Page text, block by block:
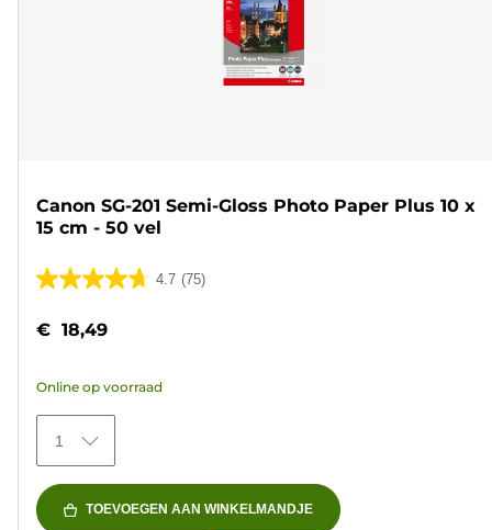
Canon SG-201 Semi-Gloss Photo Paper Plus 10 x
15 cm - 50 vel
4.7 (75)
4.7
de
sterren.
75
beoordelingen
€ 18,49
Online op voorraad
1
TOEVOEGEN AAN WINKELMANDJE